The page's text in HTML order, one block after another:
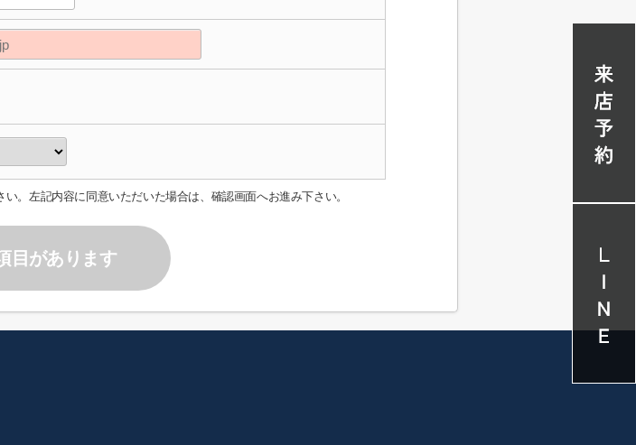
い。左記内容に同意いただいた場合は、確認画面へお進み下さい。
目があります